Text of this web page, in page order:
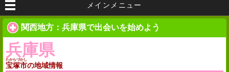
メインメニュー
関西地方：兵庫県で出会いを始めよう
兵庫県
宝塚市
たからづかし
の地域情報